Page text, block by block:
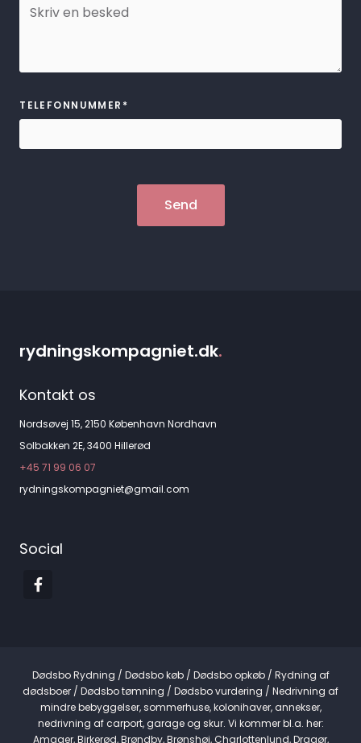
TELEFONNUMMER*
rydningskompagniet.dk.
Kontakt os
Nordsøvej 15, 2150 København Nordhavn
Solbakken 2E, 3400 Hillerød
+45 71 99 06 07
rydningskompagniet@gmail.com
Social
Dødsbo Rydning / Dødsbo køb / Dødsbo opkøb / Rydning af
dødsboer / Dødsbo tømning / Dødsbo vurdering / Nedrivning af
mindre bebyggelser, sommerhuse, kolonihaver, annekser,
nedrivning af carport, garage og skur. Vi kommer bl.a. her:
Amager, Birkerød, Brøndby, Brønshøj, Charlottenlund, Dragør,